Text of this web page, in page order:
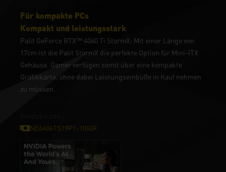
Für kompakte PCs
Kompakt und leistungsstark
Palit GeForce RTX™ 4060 Ti StormX: Mit einer Länge von
17cm ist die Palit StormX die perfekte Option für Mini-ITX
Gehäuse. Gamer verfügen somit über eine kompakte
Grafikkarte, ohne dabei Leistungseinbüße in Kauf nehmen
zu müssen.
NE6406TS19P1-1060F